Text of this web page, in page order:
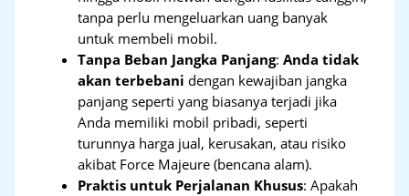
tanpa perlu mengeluarkan uang banyak
untuk membeli mobil.
Tanpa Beban Jangka Panjang:Anda tidak
akan terbebani dengan kewajiban jangka
panjang seperti yang biasanya terjadi jika
Anda memiliki mobil pribadi, seperti
turunnya harga jual, kerusakan, atau risiko
akibat Force Majeure (bencana alam).
Praktis untuk Perjalanan Khusus: Apakah